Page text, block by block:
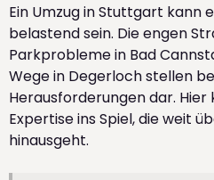
Ein Umzug in Stuttgart kann
belastend sein. Die engen
Parkprobleme in Bad
Wege in Degerloch stellen
Herausforderungen dar.
Expertise ins Spiel, die weit
hinausgeht.